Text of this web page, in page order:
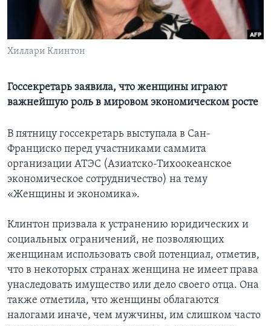
Learning English
СОЦИАЛЬНЫЕ СЕТИ
Хиллари Клинтон
Госсекретарь заявила, что женщины играют
важнейшую роль в мировом экономическом росте
В пятницу госсекретарь выступала в Сан-
Франциско перед участниками саммита
организации АТЭС (Азиатско-Тихоокеанское
экономическое сотрудничество) на тему
«Женщины и экономика».
Клинтон призвала к устранению юридических и
социальных ограничений, не позволяющих
женщинам использовать свой потенциал, отметив,
что в некоторых странах женщина не имеет права
унаследовать имущество или дело своего отца. Она
также отметила, что женщины облагаются
налогами иначе, чем мужчины, им слишком часто